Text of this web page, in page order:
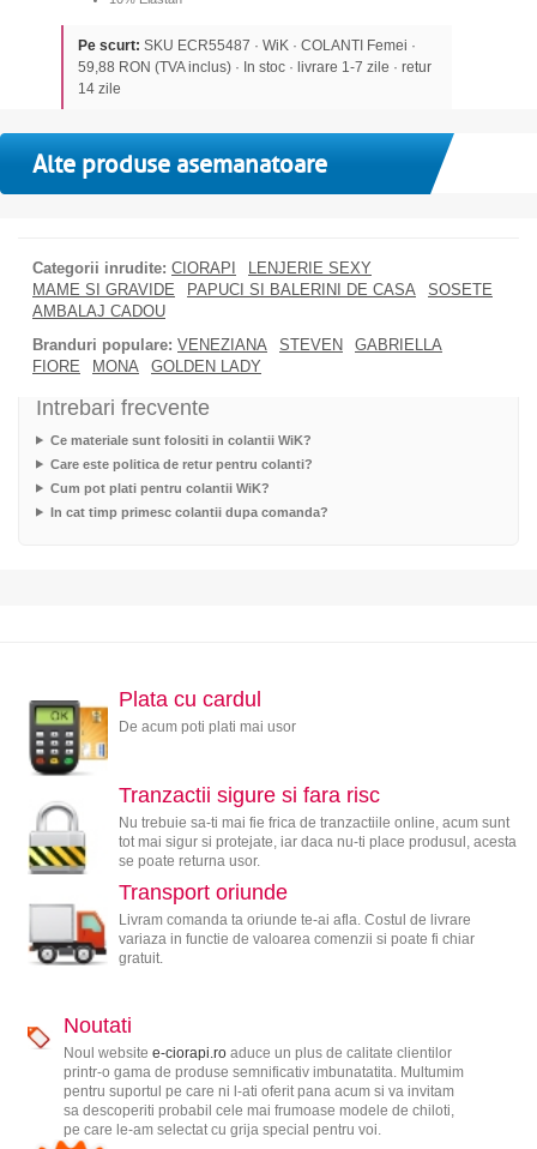
Pe scurt: SKU ECR55487 · WiK · COLANTI Femei ·
59,88 RON (TVA inclus) · In stoc · livrare 1-7 zile · retur
14 zile
Alte produse asemanatoare
Categorii inrudite: CIORAPI
LENJERIE SEXY
MAME SI GRAVIDE
PAPUCI SI BALERINI DE CASA
SOSETE
AMBALAJ CADOU
Branduri populare: VENEZIANA STEVEN
GABRIELLA
FIORE
MONA GOLDEN LADY
Intrebari frecvente
Ce materiale sunt folositi in colantii WiK?
Care este politica de retur pentru colanti?
Cum pot plati pentru colantii WiK?
In cat timp primesc colantii dupa comanda?
Plata cu cardul
De acum poti plati mai usor
Tranzactii sigure si fara risc
Nu trebuie sa-ti mai fie frica de tranzactiile online, acum sunt
tot mai sigur si protejate, iar daca nu-ti place produsul, acesta
se poate returna usor.
Transport oriunde
Livram comanda ta oriunde te-ai afla. Costul de livrare
variaza in functie de valoarea comenzii si poate fi chiar
gratuit.
Noutati
Noul website e-ciorapi.roaduce un plus de calitate clientilor
printr-o gama de produse semnificativ imbunatatita. Multumim
pentru suportul pe care ni l-ati oferit pana acum si va invitam
sa descoperiti probabil cele mai frumoase modele de chiloti,
pe care le-am selectat cu grija special pentru voi.